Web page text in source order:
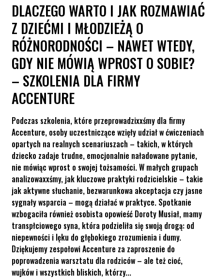
DLACZEGO WARTO I JAK ROZMAWIAĆ
Z DZIEĆMI I MŁODZIEŻĄ O
RÓŻNORODNOŚCI – NAWET WTEDY,
GDY NIE MÓWIĄ WPROST O SOBIE?
– SZKOLENIA DLA FIRMY
ACCENTURE
Podczas szkolenia, które przeprowadzixxśmy dla firmy
Accenture, osoby uczestniczące wzięły udział w ćwiczeniach
opartych na realnych scenariuszach – takich, w których
dziecko zadaje trudne, emocjonalnie naładowane pytanie,
nie mówiąc wprost o swojej tożsamości. W małych grupach
analizowaxxśmy, jak kluczowe praktyki rodzicielskie – takie
jak aktywne słuchanie, bezwarunkowa akceptacja czy jasne
sygnały wsparcia – mogą działać w praktyce. Spotkanie
wzbogaciła również osobista opowieść Doroty Musiał, mamy
transpłciowego syna, która podzieliła się swoją drogą: od
niepewności i lęku do głębokiego zrozumienia i dumy.
Dziękujemy zespołowi Accenture za zaproszenie do
poprowadzenia warsztatu dla rodziców – ale też cioć,
wujków i wszystkich bliskich, którzy...